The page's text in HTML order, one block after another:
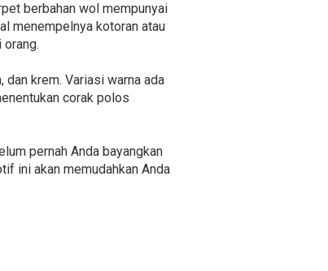
berbahan wol mempunyai
menempelnya kotoran atau
krem. Variasi warna ada
corak polos
pernah Anda bayangkan
ini akan memudahkan Anda